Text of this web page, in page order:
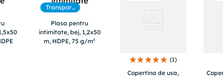
rs
Transport
Plasa pentru
intimitate, bej, 1,2x50
m, HDPE, 75 g/m²
(1)
Copertina de usa,